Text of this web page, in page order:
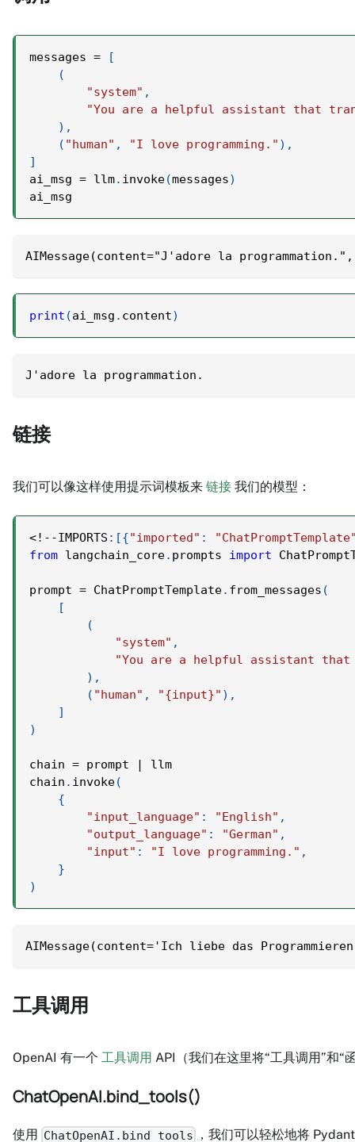
messages =
[
(
"system" ,
"You are a helpful assistant that
) ,
( "human" , "I love programming." ) ,
]
ai_msg = llm. invoke(messages)
ai_msg
AIMessage(content="J'adore la
print (ai_msg . content)
J'adore la programmation.
链接
我们可以像这样使用提示词模板来 链接 我们的模型：
<! - -IMPORTS : [{"imported" :
from langchain_core. prompts import
prompt = ChatPromptTemplate. from_messages (
[
(
"system" ,
"You are a helpful assistant that
) ,
( "human" , "{input}" ) ,
]
)
chain = prompt |
llm
chain . invoke(
{
"input_language" : "English" ,
"output_language" : "German" ,
"input" : "I love programming." ,
}
)
AIMessage(content='Ich liebe das
工具调用
OpenAI 有一个 工具调用 API（我们在这里将“工具调用”和“
ChatOpenAI.bind_tools()
使用 ChatOpenAI.bind_tools ，我们可以轻松地将